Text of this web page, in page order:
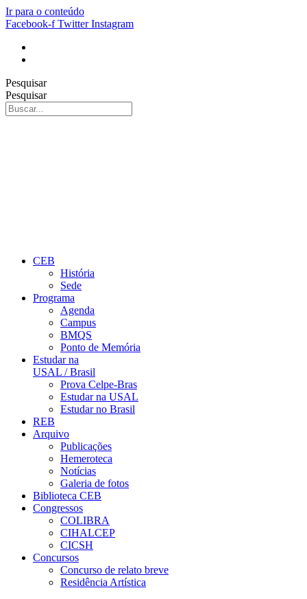
Ir para o conteúdo
Facebook-f Twitter Instagram
Pesquisar
Pesquisar
CEB
História
Sede
Programa
Agenda
Campus
BMQS
Ponto de Memória
Estudar na
USAL / Brasil
Prova Celpe-Bras
Estudar na USAL
Estudar no Brasil
REB
Arquivo
Publicações
Hemeroteca
Notícias
Galeria de fotos
Biblioteca CEB
Congressos
COLIBRA
CIHALCEP
CICSH
Concursos
Concurso de relato breve
Residência Artística